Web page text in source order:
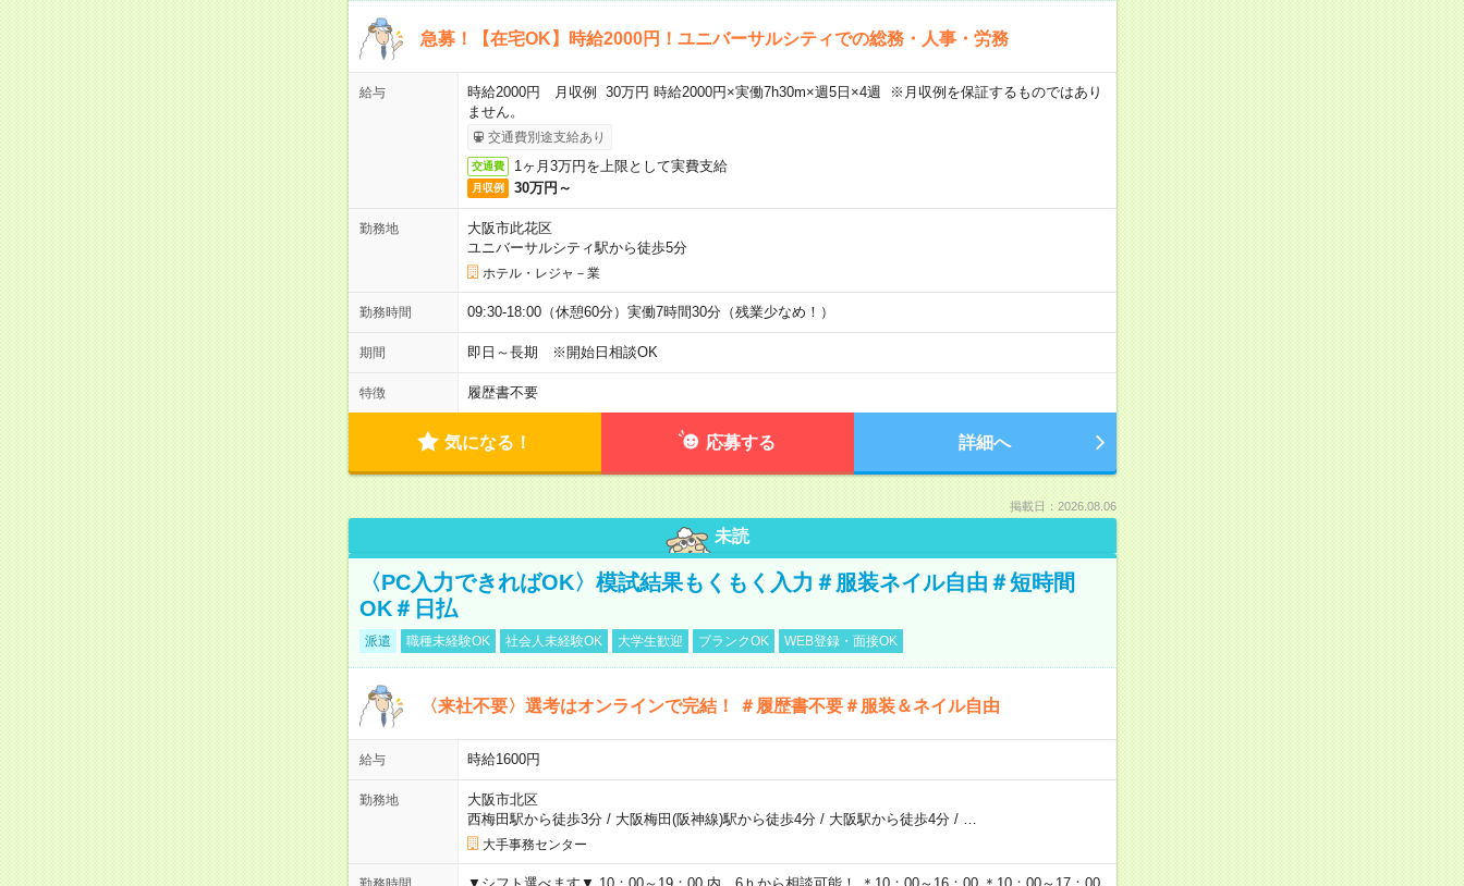
急募！【在宅OK】時給2000円！ユニバーサルシティでの総務・人事・労務
給与
時給2000円 月収例 30万円 時給2000円×実働7h30m×週5日×4週 ※月収例を保証するものではあり
ません。
交通費別途支給あり
交通費 1ヶ月3万円を上限として実費支給
月収例 30万円～
勤務地
大阪市此花区
ユニバーサルシティ駅から徒歩5分
ホテル・レジャ－業
勤務時間 09:30-18:00（休憩60分）実働7時間30分（残業少なめ！）
期間 即日～長期 ※開始日相談OK
特徴 履歴書不要
気になる！ 応募する 詳細へ
掲載日：2026.08.06
未読
〈PC入力できればOK〉模試結果もくもく入力＃服装ネイル自由＃短時間
OK＃日払
派遣 職種未経験OK 社会人未経験OK 大学生歓迎 ブランクOK WEB登録・面接OK
〈来社不要〉選考はオンラインで完結！ ＃履歴書不要＃服装＆ネイル自由
給与 時給1600円
勤務地
大阪市北区
西梅田駅から徒歩3分/ 大阪梅田(阪神線)駅から徒歩4分/ 大阪駅から徒歩4分/
大手事務センター